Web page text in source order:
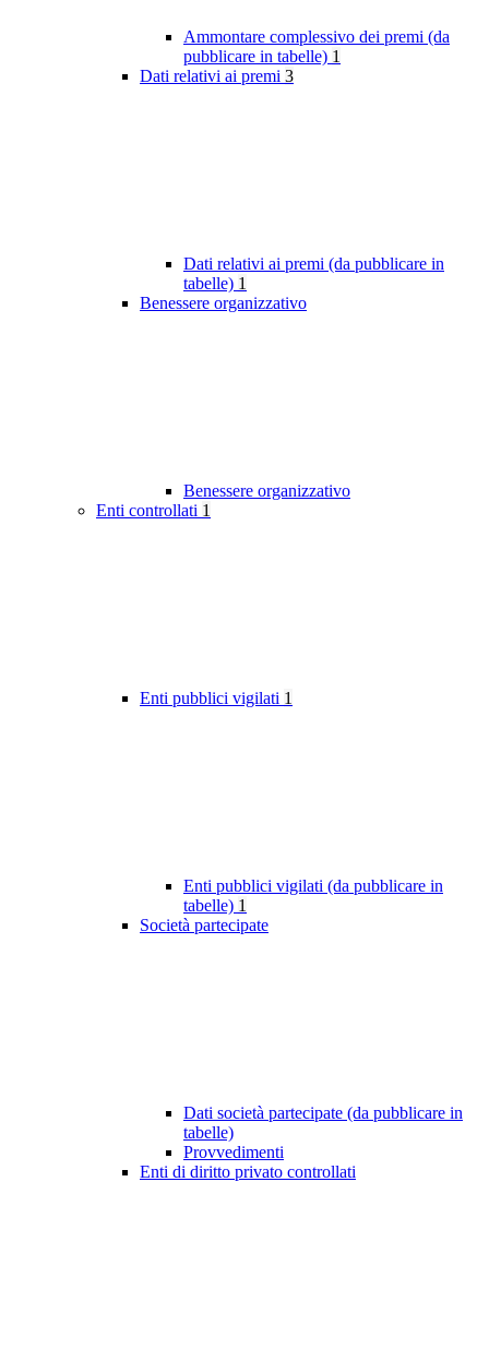
Ammontare complessivo dei premi (da
pubblicare in tabelle) 1
Dati relativi ai premi 3
Dati relativi ai premi (da pubblicare in
tabelle) 1
Benessere organizzativo
Benessere organizzativo
Enti controllati 1
Enti pubblici vigilati 1
Enti pubblici vigilati (da pubblicare in
tabelle) 1
Società partecipate
Dati società partecipate (da pubblicare in
tabelle)
Provvedimenti
Enti di diritto privato controllati